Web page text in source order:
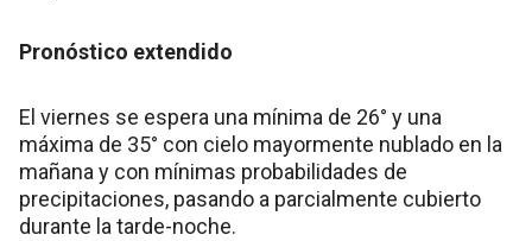
Pronóstico extendido
El viernes se espera una mínima de 26° y una
máxima de 35° con cielo mayormente nublado en la
mañana y con mínimas probabilidades de
precipitaciones, pasando a parcialmente cubierto
durante la tarde-noche.